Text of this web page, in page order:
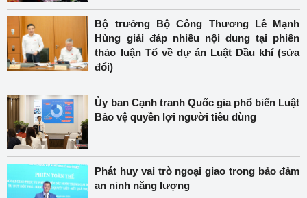
Bộ trưởng Bộ Công Thương Lê Mạnh
Hùng giải đáp nhiều nội dung tại phiên
thảo luận Tổ về dự án Luật Dầu khí (sửa
đổi)
Ủy ban Cạnh tranh Quốc gia phổ biến Luật
Bảo vệ quyền lợi người tiêu dùng
Phát huy vai trò ngoại giao trong bảo đảm
an ninh năng lượng